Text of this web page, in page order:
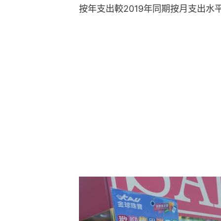
按年支出較2019年同期按月支出水